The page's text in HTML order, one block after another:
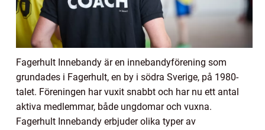
Fagerhult Innebandy är en innebandyförening som
grundades i Fagerhult, en by i södra Sverige, på 1980-
talet. Föreningen har vuxit snabbt och har nu ett antal
aktiva medlemmar, både ungdomar och vuxna.
Fagerhult Innebandy erbjuder olika typer av